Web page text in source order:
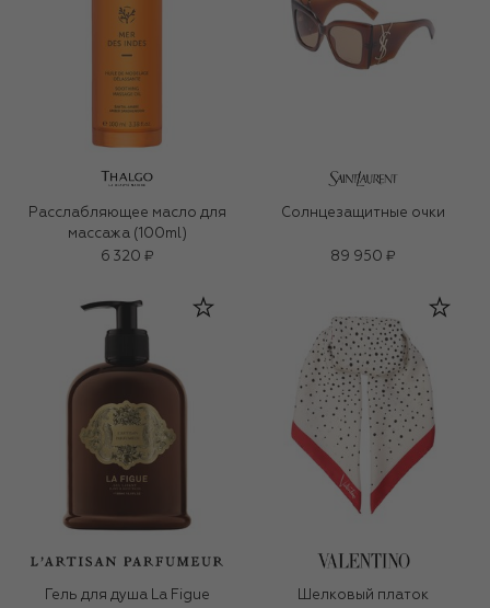
Расслабляющее масло для
массажа (100ml)
6 320 ₽
Солнцезащитные очки
89 950 ₽
Гель для душа La Figue
Шелковый платок